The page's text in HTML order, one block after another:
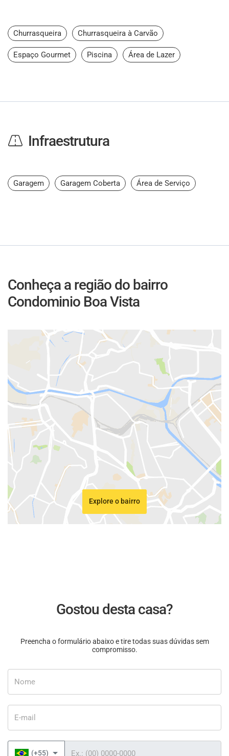
Churrasqueira Churrasqueira à Carvão
Espaço Gourmet Piscina Área de Lazer
Infraestrutura
Garagem Garagem Coberta Área de Serviço
Conheça a região do bairro
Condominio Boa Vista
Explore o bairro
Gostou desta casa?
Preencha o formulário abaixo e tire todas suas dúvidas sem
compromisso.
(+55)